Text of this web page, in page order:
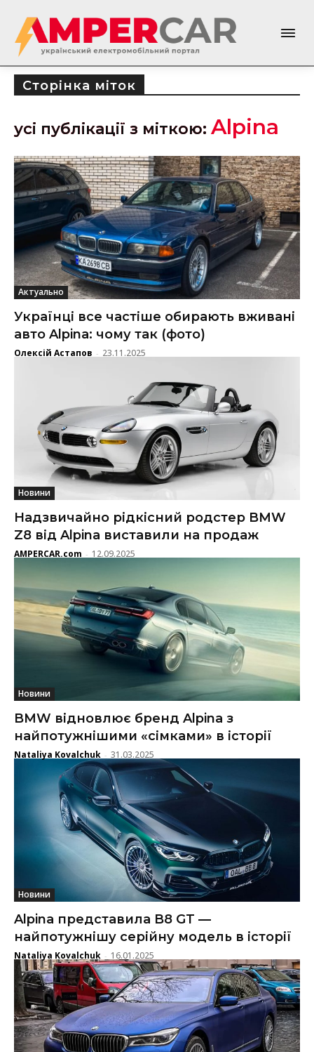
Сторінка міток
усі публікації з міткою: Alpina
Актуально
Українці все частіше обирають вживані
авто Alpina: чому так (фото)
Олексій Астапов - 23.11.2025
Новини
Надзвичайно рідкісний родстер BMW
Z8 від Alpina виставили на продаж
AMPERCAR.com - 12.09.2025
Новини
BMW відновлює бренд Alpina з
найпотужнішими «сімками» в історії
Nataliya Kovalchuk - 31.03.2025
Новини
Alpina представила B8 GT —
найпотужнішу серійну модель в історії
Nataliya Kovalchuk - 16.01.2025